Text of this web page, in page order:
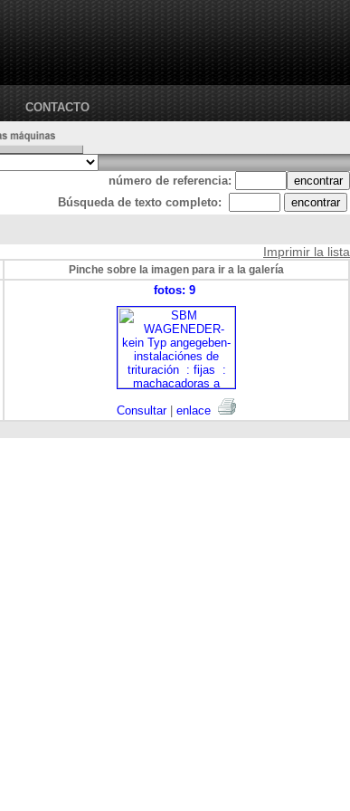
CONTACTO
número de referencia:
Búsqueda de texto completo:
Imprimir la lista
Pinche sobre la imagen para ir a la galería
fotos: 9
Consultar| enlace